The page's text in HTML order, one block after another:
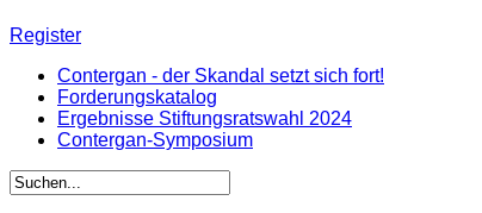
Register
Contergan - der Skandal setzt sich fort!
Forderungskatalog
Ergebnisse Stiftungsratswahl 2024
Contergan-Symposium